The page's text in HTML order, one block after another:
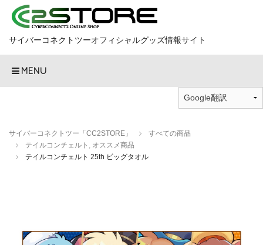
サイバーコネクトツーオフィシャルグッズ情報サイト
MENU
サイバーコネクトツー「CC2STORE」
すべての商品
テイルコンチェルト , オススメ商品
テイルコンチェルト 25th ビッグタオル